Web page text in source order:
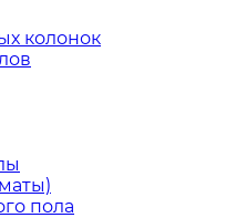
колонок
пола